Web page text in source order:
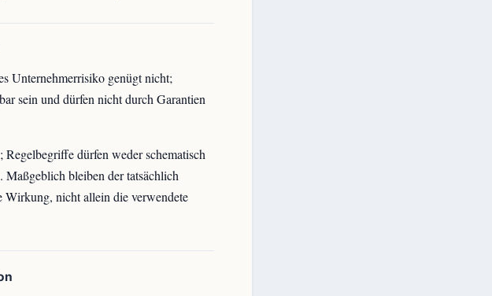
Unternehmerrisiko genügt nicht;
sein und dürfen nicht durch Garantien
dürfen weder schematisch
bleiben der tatsächlich
Wirkung, nicht allein die verwendete